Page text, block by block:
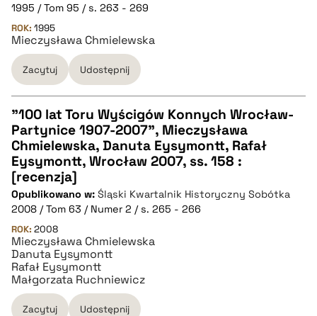
pobierz cytat
BIBTEX
pobierz cytat
1995 / Tom 95 / s. 263 - 269
ROK: 1995
Mieczysława Chmielewska
Zacytuj Udostępnij
CZYSTY TEKST
pobierz cytat
BIBTEX
pobierz cytat
"100 lat Toru Wyścigów Konnych Wrocław-
Partynice 1907-2007", Mieczysława
Chmielewska, Danuta Eysymontt, Rafał
Eysymontt, Wrocław 2007, ss. 158 :
[recenzja]
Opublikowano w: Śląski Kwartalnik Historyczny Sobótka
2008 / Tom 63 / Numer 2 / s. 265 - 266
ROK: 2008
Mieczysława Chmielewska
Danuta Eysymontt
Rafał Eysymontt
Małgorzata Ruchniewicz
Zacytuj Udostępnij